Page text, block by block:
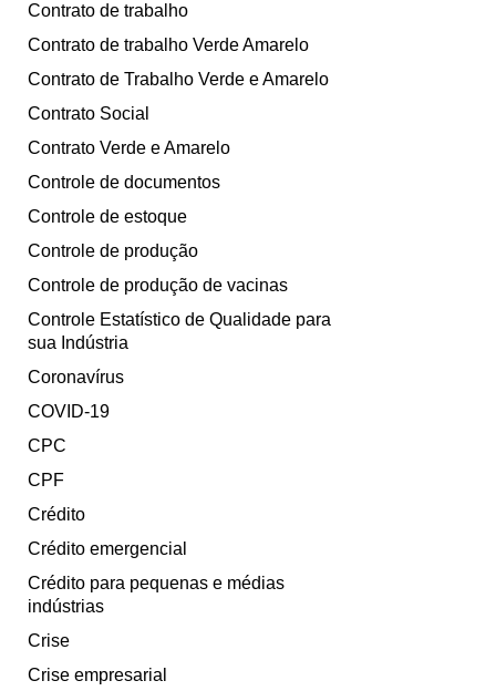
Contrato de trabalho
Contrato de trabalho Verde Amarelo
Contrato de Trabalho Verde e Amarelo
Contrato Social
Contrato Verde e Amarelo
Controle de documentos
Controle de estoque
Controle de produção
Controle de produção de vacinas
Controle Estatístico de Qualidade para
sua Indústria
Coronavírus
COVID-19
CPC
CPF
Crédito
Crédito emergencial
Crédito para pequenas e médias
indústrias
Crise
Crise empresarial